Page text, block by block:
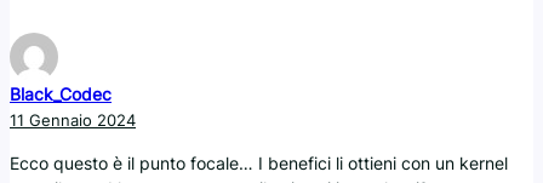
Black_Codec
11 Gennaio 2024
Ecco questo è il punto focale… I benefici li ottieni con un kernel